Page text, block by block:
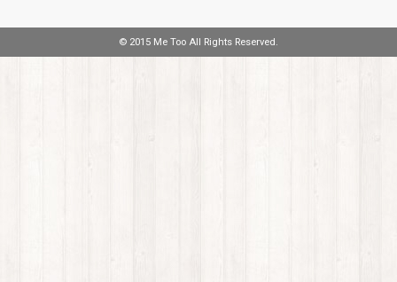
© 2015 Me Too All Rights Reserved.